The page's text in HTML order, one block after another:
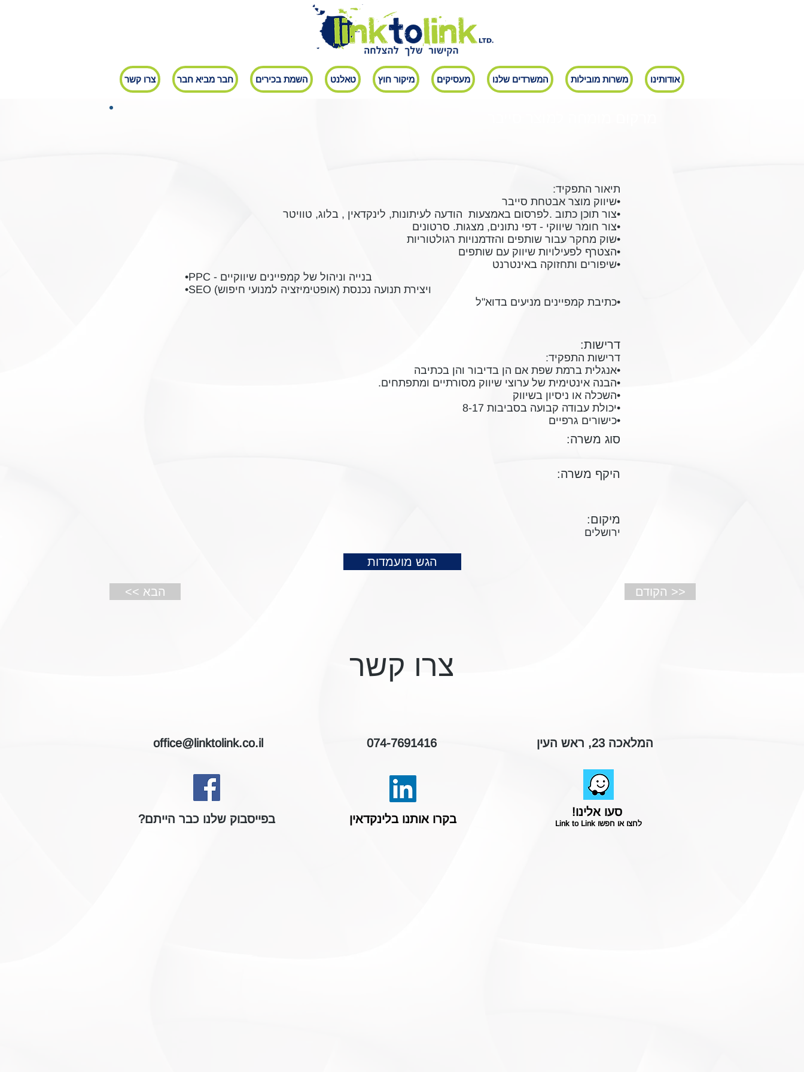
אודותינו משרות מובילות המשרדים שלנו מעסיקים מיקור חוץ טאלנט השמת בכירים חבר מביא חבר צרו קשר
תיאור התפקיד:
•שיווק מוצר אבטחת סייבר
•צור תוכן כתוב .לפרסום באמצעות הודעה לעיתונות, לינקדאין , בלוג, טוויטר
•צור חומר שיווקי - דפי נתונים, מצגות. סרטונים
•שוק מחקר עבור שותפים והזדמנויות רגולטוריות
•הצטרף לפעילויות שיווק עם שותפים
•שיפורים ותחזוקה באינטרנט
•PPC - בנייה וניהול של קמפיינים שיווקיים
•SEO (אופטימיזציה למנועי חיפוש) ויצירת תנועה נכנסת
•כתיבת קמפיינים מניעים בדוא"ל
דרישות:
דרישות התפקיד:
•אנגלית ברמת שפת אם הן בדיבור והן בכתיבה
•הבנה אינטימית של ערוצי שיווק מסורתיים ומתפתחים.
•השכלה או ניסיון בשיווק
•יכולת עבודה קבועה בסביבות 8-17
•כישורים גרפיים
סוג משרה:
היקף משרה:
מיקום:
ירושלים
הגש מועמדות
<< הבא הקודם >>
צרו קשר
office@linktolink.co.il 074-7691416 המלאכה 23, ראש העין
בפייסבוק שלנו כבר הייתם? בקרו אותנו בלינקדאין
סעו אלינו!
לחצו או חפשו Link to Link